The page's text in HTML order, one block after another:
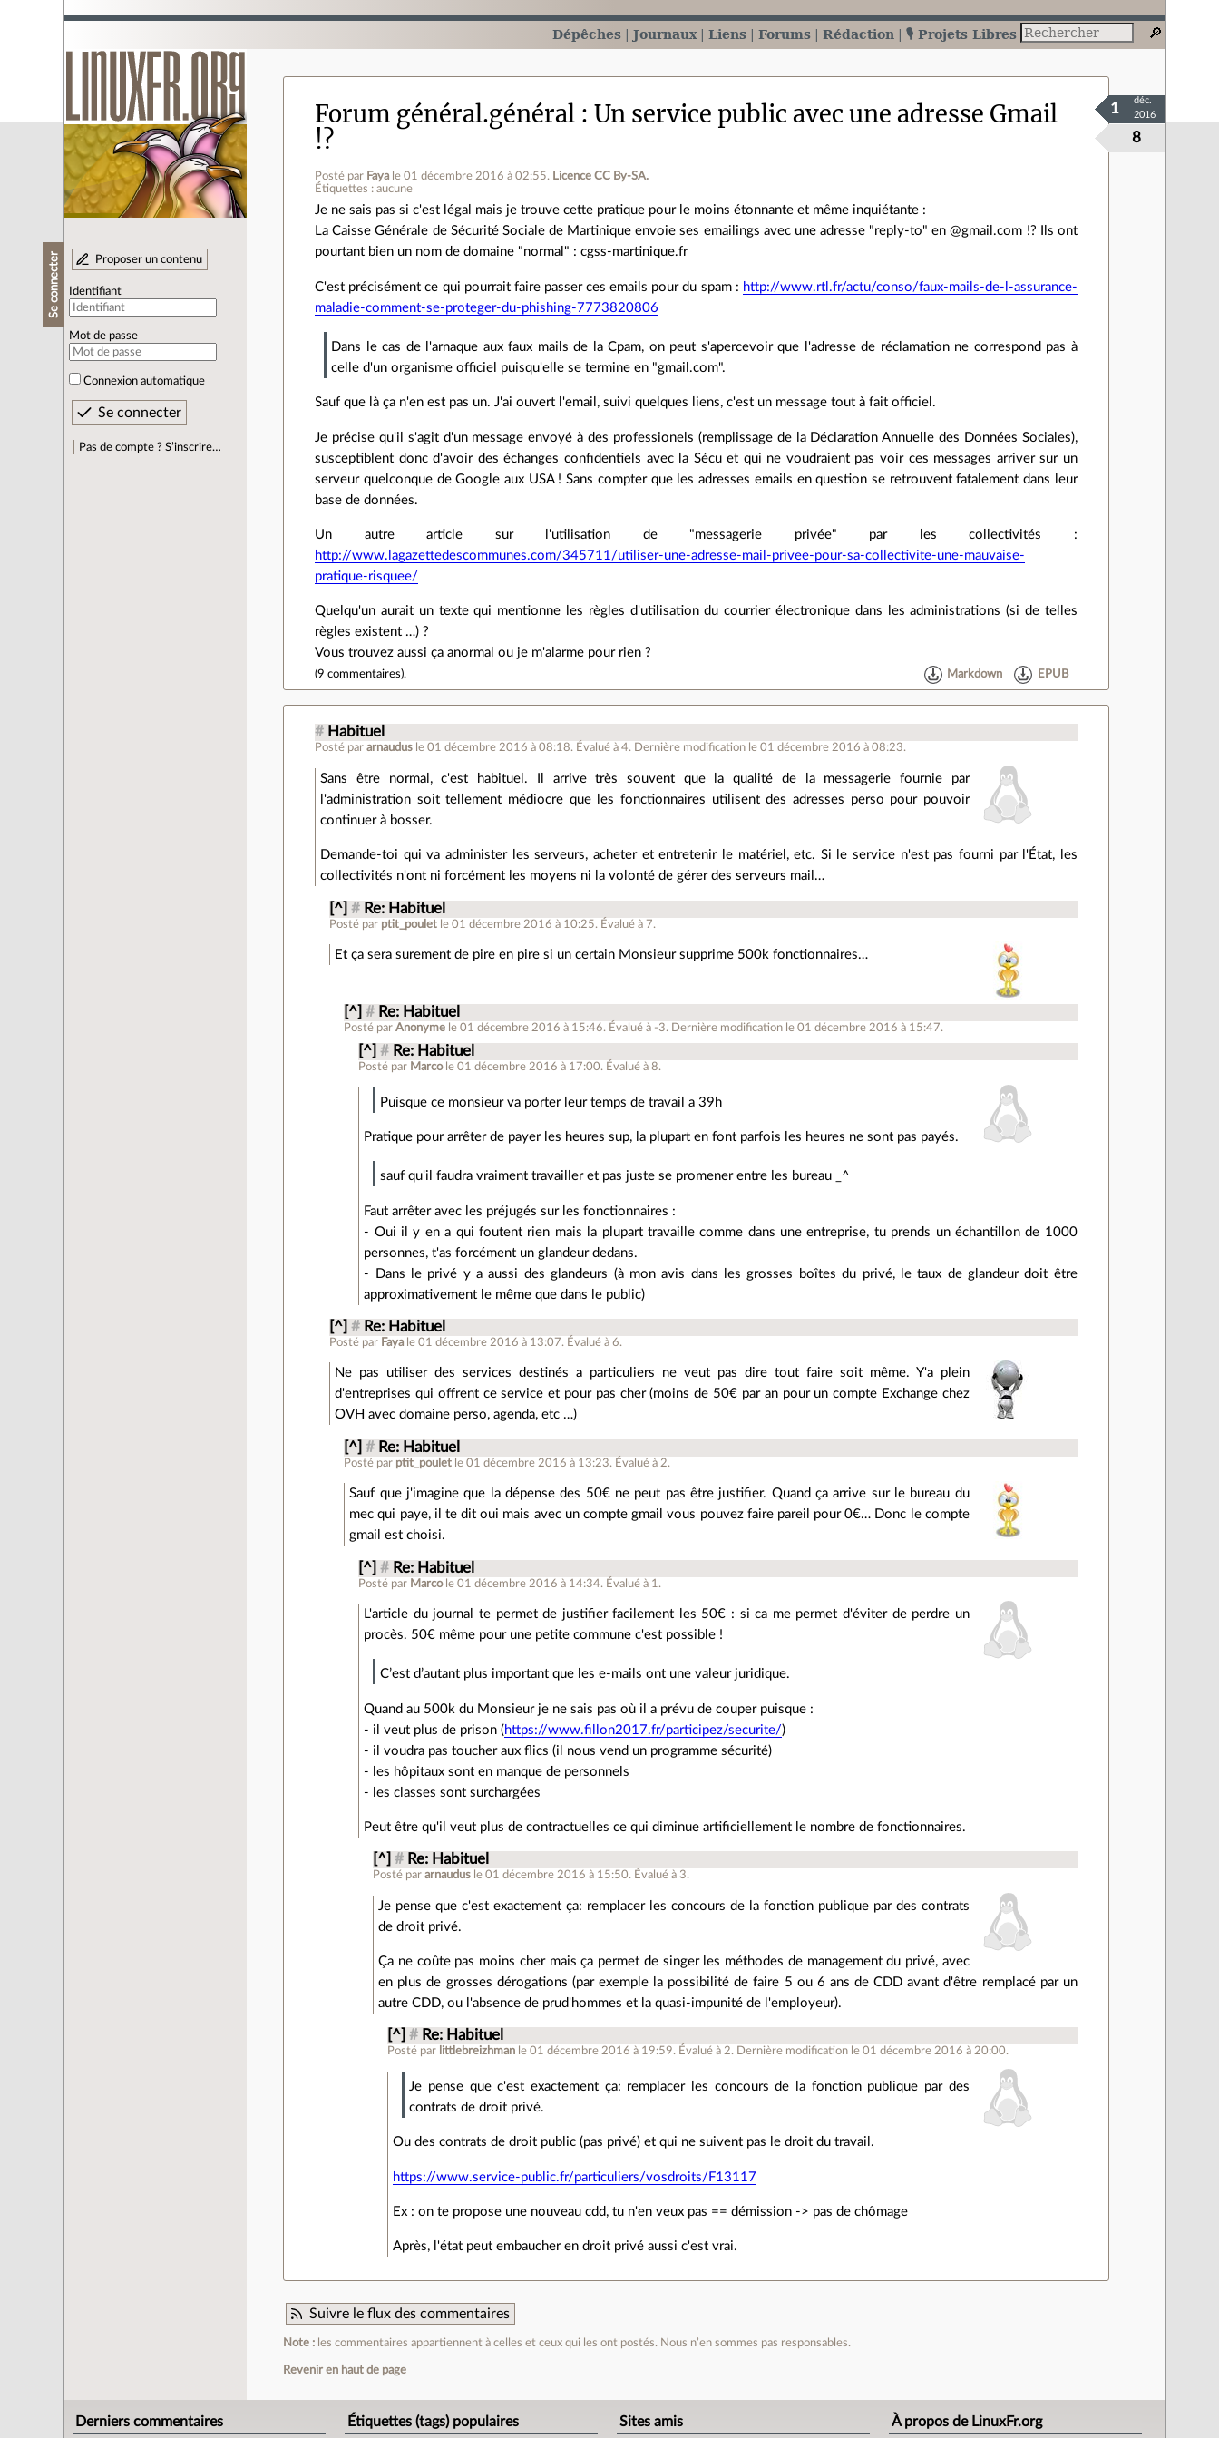
Dépêches Journaux Liens Forums Rédaction 🎙️ Projets Libres
Se connecter Proposer un contenu
Identifiant
Mot de passe
Connexion automatique
Pas de compte ? S’inscrire…
Forum général.général
Un service public avec une adresse Gmail
!?
Posté par Faya le 01 décembre 2016 à 02:55. Licence CC By‑SA.
Étiquettes : aucune
8
1
déc.
2016
Je ne sais pas si c'est légal mais je trouve cette pratique pour le moins étonnante et même inquiétante :
La Caisse Générale de Sécurité Sociale de Martinique envoie ses emailings avec une adresse "reply-to" en @gmail.com !? Ils ont
pourtant bien un nom de domaine "normal" : cgss-martinique.fr
C'est précisément ce qui pourrait faire passer ces emails pour du spam : http://www.rtl.fr/actu/conso/faux-mails-de-l-assurance-
maladie-comment-se-proteger-du-phishing-7773820806
Dans le cas de l'arnaque aux faux mails de la Cpam, on peut s'apercevoir que l'adresse de réclamation ne correspond pas à
celle d'un organisme officiel puisqu'elle se termine en "gmail.com".
Sauf que là ça n'en est pas un. J'ai ouvert l'email, suivi quelques liens, c'est un message tout à fait officiel.
Je précise qu'il s'agit d'un message envoyé à des professionels (remplissage de la Déclaration Annuelle des Données Sociales),
susceptiblent donc d'avoir des échanges confidentiels avec la Sécu et qui ne voudraient pas voir ces messages arriver sur un
serveur quelconque de Google aux USA ! Sans compter que les adresses emails en question se retrouvent fatalement dans leur
base de données.
Un autre article sur l'utilisation de "messagerie privée" par les collectivités :
http://www.lagazettedescommunes.com/345711/utiliser-une-adresse-mail-privee-pour-sa-collectivite-une-mauvaise-
pratique-risquee/
Quelqu'un aurait un texte qui mentionne les règles d'utilisation du courrier électronique dans les administrations (si de telles
règles existent …) ?
Vous trouvez aussi ça anormal ou je m'alarme pour rien ?
(9 commentaires). Markdown EPUB
# Habituel
Posté pararnaudus le 01 décembre 2016 à 08:18. Évalué à4. Dernière modification le 01 décembre 2016 à 08:23.
Sans être normal, c'est habituel. Il arrive très souvent que la qualité de la messagerie fournie par
l'administration soit tellement médiocre que les fonctionnaires utilisent des adresses perso pour pouvoir
continuer à bosser.
Demande-toi qui va administer les serveurs, acheter et entretenir le matériel, etc. Si le service n'est pas fourni par l'État, les
collectivités n'ont ni forcément les moyens ni la volonté de gérer des serveurs mail…
[^] # Re: Habituel
Posté par ptit_poulet le 01 décembre 2016 à 10:25. Évalué à7.
Et ça sera surement de pire en pire si un certain Monsieur supprime 500k fonctionnaires…
[^] # Re: Habituel
Posté parAnonyme le 01 décembre 2016 à 15:46. Évalué à -3. Dernière modification le 01 décembre 2016 à 15:47.
[^] # Re: Habituel
Posté par Marco le 01 décembre 2016 à 17:00. Évalué à8.
Puisque ce monsieur va porter leur temps de travail a 39h
Pratique pour arrêter de payer les heures sup, la plupart en font parfois les heures ne sont pas payés.
sauf qu'il faudra vraiment travailler et pas juste se promener entre les bureau _^
Faut arrêter avec les préjugés sur les fonctionnaires :
- Oui il y en a qui foutent rien mais la plupart travaille comme dans une entreprise, tu prends un échantillon de 1000
personnes, t'as forcément un glandeur dedans.
- Dans le privé y a aussi des glandeurs (à mon avis dans les grosses boîtes du privé, le taux de glandeur doit être
approximativement le même que dans le public)
[^] # Re: Habituel
Posté par Faya le 01 décembre 2016 à 13:07. Évalué à6.
Ne pas utiliser des services destinés a particuliers ne veut pas dire tout faire soit même. Y'a plein
d'entreprises qui offrent ce service et pour pas cher (moins de 50€ par an pour un compte Exchange chez
OVH avec domaine perso, agenda, etc …)
[^] # Re: Habituel
Posté par ptit_poulet le 01 décembre 2016 à 13:23. Évalué à 2.
Sauf que j'imagine que la dépense des 50€ ne peut pas être justifier. Quand ça arrive sur le bureau du
mec qui paye, il te dit oui mais avec un compte gmail vous pouvez faire pareil pour 0€… Donc le compte
gmail est choisi.
[^] # Re: Habituel
Posté par Marco le 01 décembre 2016 à 14:34. Évalué à 1 .
L'article du journal te permet de justifier facilement les 50€ : si ca me permet d'éviter de perdre un
procès. 50€ même pour une petite commune c'est possible !
C’est d’autant plus important que les e-mails ont une valeur juridique.
Quand au 500k du Monsieur je ne sais pas où il a prévu de couper puisque :
- il veut plus de prison (https://www.fillon2017.fr/participez/securite/)
- il voudra pas toucher aux flics (il nous vend un programme sécurité)
- les hôpitaux sont en manque de personnels
- les classes sont surchargées
Peut être qu'il veut plus de contractuelles ce qui diminue artificiellement le nombre de fonctionnaires.
[^] # Re: Habituel
Posté pararnaudus le 01 décembre 2016 à 15:50. Évalué à 3.
Je pense que c'est exactement ça: remplacer les concours de la fonction publique par des contrats
de droit privé.
Ça ne coûte pas moins cher mais ça permet de singer les méthodes de management du privé, avec
en plus de grosses dérogations (par exemple la possibilité de faire 5 ou 6 ans de CDD avant d'être remplacé par un
autre CDD, ou l'absence de prud'hommes et la quasi-impunité de l'employeur).
[^] # Re: Habituel
Posté par littlebreizhman le 01 décembre 2016 à 19:59. Évalué à2. Dernière modification le 01 décembre 2016 à 20:00.
Je pense que c'est exactement ça: remplacer les concours de la fonction publique par des
contrats de droit privé.
Ou des contrats de droit public (pas privé) et qui ne suivent pas le droit du travail.
https://www.service-public.fr/particuliers/vosdroits/F13117
Ex : on te propose une nouveau cdd, tu n'en veux pas == démission -> pas de chômage
Après, l'état peut embaucher en droit privé aussi c'est vrai.
Suivre le flux des commentaires
Note : les commentaires appartiennent à celles et ceux qui les ont postés. Nous n’en sommes pas responsables.
Revenir en haut de page
Derniers commentaires Étiquettes (tags) populaires Sites amis À propos de LinuxFr.org